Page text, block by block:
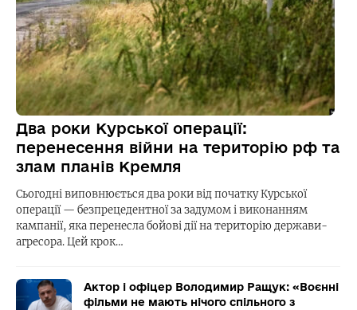
Два роки Курської операції:
перенесення війни на територію рф та
злам планів Кремля
Сьогодні виповнюється два роки від початку Курської
операції — безпрецедентної за задумом і виконанням
кампанії, яка перенесла бойові дії на територію держави-
агресора. Цей крок…
Актор і офіцер Володимир Ращук: «Воєнні
фільми не мають нічого спільного з